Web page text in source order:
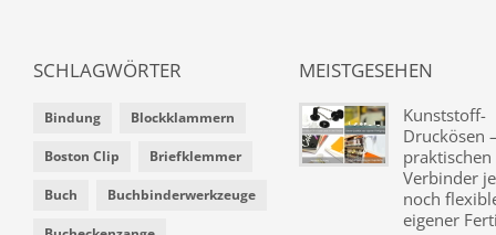
SCHLAGWÖRTER
Bindung Blockklammern
Boston Clip Briefklemmer
Buch Buchbinderwerkzeuge
MEISTGESEHEN
Kunststoff-
Druckösen
praktischen
Verbinder
noch
eigener